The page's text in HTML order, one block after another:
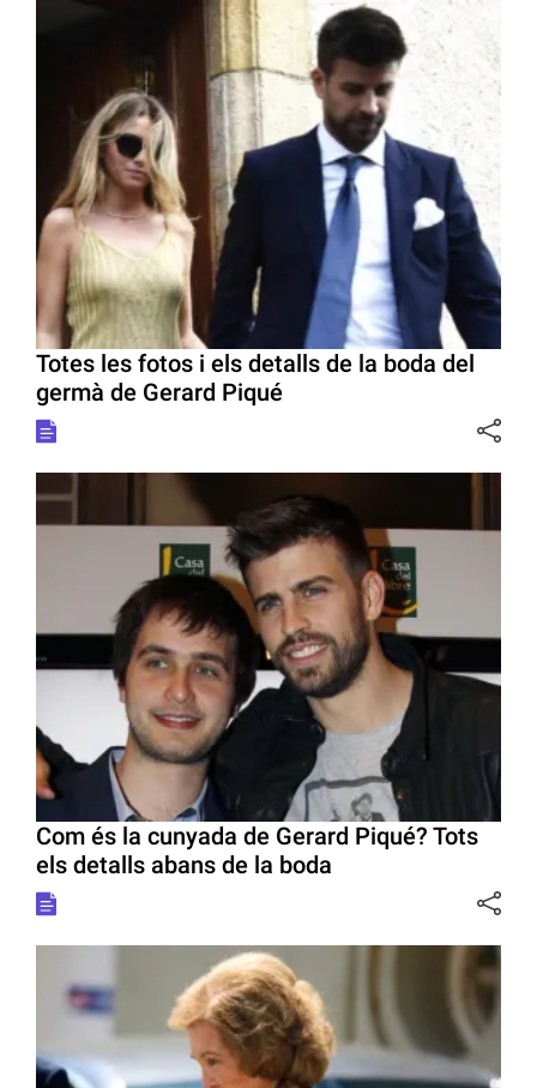
Totes les fotos i els detalls de la boda del
germà de Gerard Piqué
Com és la cunyada de Gerard Piqué? Tots
els detalls abans de la boda